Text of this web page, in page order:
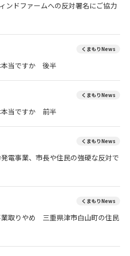
ンドファームへの反対署名にご協力
くまもりNews
本当ですか 後半
くまもりNews
本当ですか 前半
くまもりNews
電事業、市長や住民の強硬な反対で
くまもりNews
取りやめ 三重県津市白山町の住民